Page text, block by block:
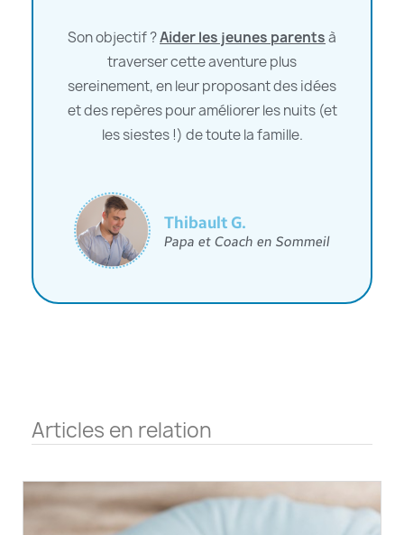
Son objectif ?Aider les jeunes parentsà
traverser cette aventure plus
sereinement, en leur proposant des idées
et des repères pour améliorer les nuits (et
les siestes !) de toute la famille.
Thibault G.
Papa et Coach en Sommeil
Articles en relation